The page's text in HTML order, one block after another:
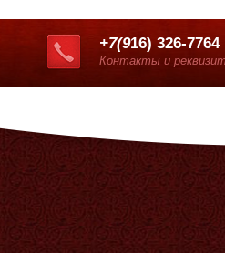
+7(916) 326-7764
Контакты и